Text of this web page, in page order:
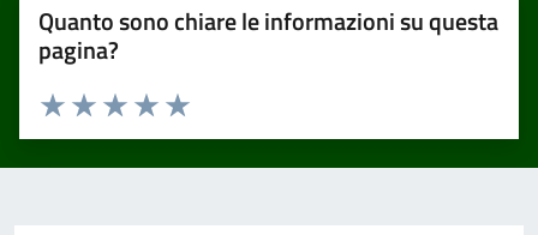
Quanto sono chiare le informazioni su questa
pagina?
Valuta 5 stelle su 5
Valuta 4 stelle su 5
Valuta 3 stelle su 5
Valuta 2 stelle su 5
Valuta 1 stelle su 5